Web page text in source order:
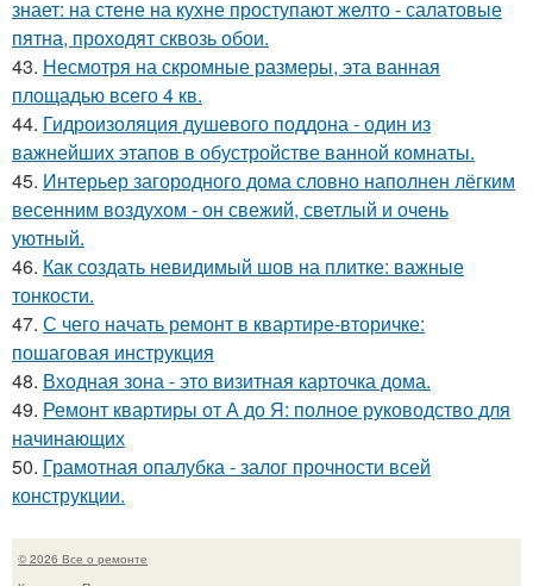
знает: на стене на кухне проступают желто - салатовые
пятна, проходят сквозь обои.
43. Несмотря на скромные размеры, эта ванная
площадью всего 4 кв.
44. Гидроизоляция душевого поддона - один из
важнейших этапов в обустройстве ванной комнаты.
45. Интерьер загородного дома словно наполнен лёгким
весенним воздухом - он свежий, светлый и очень
уютный.
46. Как создать невидимый шов на плитке: важные
тонкости.
47. С чего начать ремонт в квартире-вторичке:
пошаговая инструкция
48. Входная зона - это визитная карточка дома.
49. Ремонт квартиры от А до Я: полное руководство для
начинающих
50. Грамотная опалубка - залог прочности всей
конструкции.
© 2026 Все о ремонте